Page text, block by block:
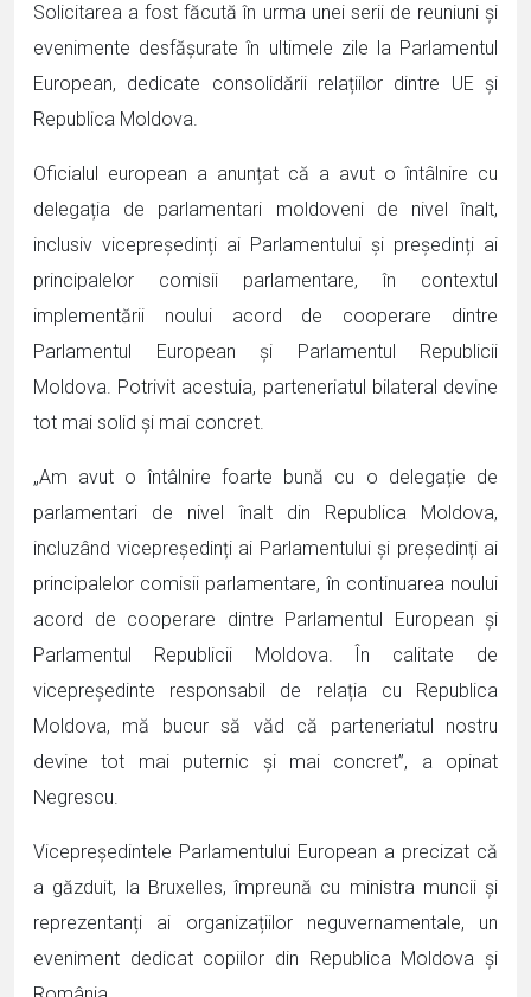
Solicitarea a fost făcută în urma unei serii de reuniuni și
evenimente desfășurate în ultimele zile la Parlamentul
European, dedicate consolidării relațiilor dintre UE și
Republica Moldova.
Oficialul european a anunțat că a avut o întâlnire cu
delegația de parlamentari moldoveni de nivel înalt,
inclusiv vicepreședinți ai Parlamentului și președinți ai
principalelor comisii parlamentare, în contextul
implementării noului acord de cooperare dintre
Parlamentul European și Parlamentul Republicii
Moldova. Potrivit acestuia, parteneriatul bilateral devine
tot mai solid și mai concret.
„Am avut o întâlnire foarte bună cu o delegație de
parlamentari de nivel înalt din Republica Moldova,
incluzând vicepreședinți ai Parlamentului și președinți ai
principalelor comisii parlamentare, în continuarea noului
acord de cooperare dintre Parlamentul European și
Parlamentul Republicii Moldova. În calitate de
vicepreședinte responsabil de relația cu Republica
Moldova, mă bucur să văd că parteneriatul nostru
devine tot mai puternic și mai concret”, a opinat
Negrescu.
Vicepreședintele Parlamentului European a precizat că
a găzduit, la Bruxelles, împreună cu ministra muncii și
reprezentanți ai organizațiilor neguvernamentale, un
eveniment dedicat copiilor din Republica Moldova și